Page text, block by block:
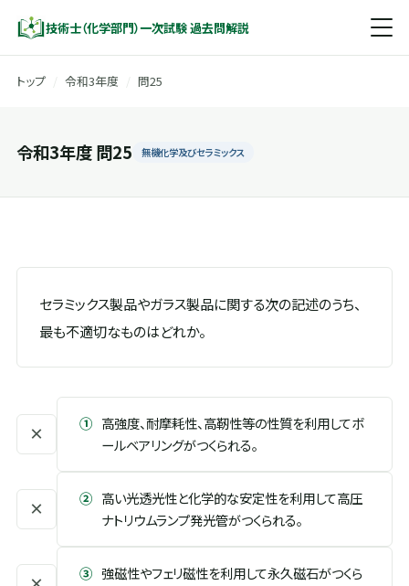
技術士（化学部門）一次試験 過去問解説
トップ 令和3年度 問25
令和3年度 問25 無機化学及びセラミックス
セラミックス製品やガラス製品に関する次の記述のうち、
最も不適切なものはどれか。
× ① 高強度、耐摩耗性、高靭性等の性質を利用してボ
ールベアリングがつくられる。
× ② 高い光透光性と化学的な安定性を利用して高圧
ナトリウムランプ発光管がつくられる。
③ 強磁性やフェリ磁性を利用して永久磁石がつくら